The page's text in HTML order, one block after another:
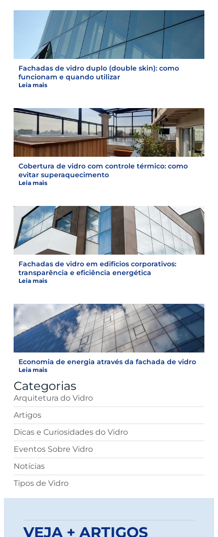
Fachadas de vidro duplo (double skin): como
funcionam e quando utilizar
Leia mais
Cobertura de vidro com controle térmico: como
evitar superaquecimento
Leia mais
Fachadas de vidro em edifícios corporativos:
transparência e eficiência energética
Leia mais
Economia de energia através da fachada de vidro
Leia mais
Categorias
Arquitetura do Vidro
Artigos
Dicas e Curiosidades do Vidro
Eventos Sobre Vidro
Notícias
Tipos de Vidro
VEJA + ARTIGOS